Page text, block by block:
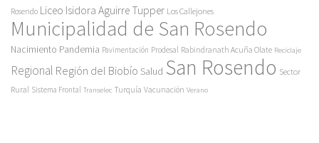
Rosendo Liceo Isidora Aguirre Tupper Los Callejones
Municipalidad de San Rosendo
Nacimiento Pandemia Pavimentación Prodesal Rabindranath Acuña Olate Reciclaje
Regional Región del Biobío Salud San Rosendo Sector
Rural Sistema Frontal Transelec Turquía Vacunación Verano